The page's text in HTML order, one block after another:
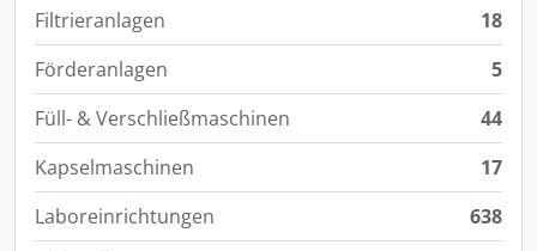
Filtrieranlagen
18
Förderanlagen
5
Füll- & Verschließmaschinen
44
Kapselmaschinen
17
Laboreinrichtungen
638